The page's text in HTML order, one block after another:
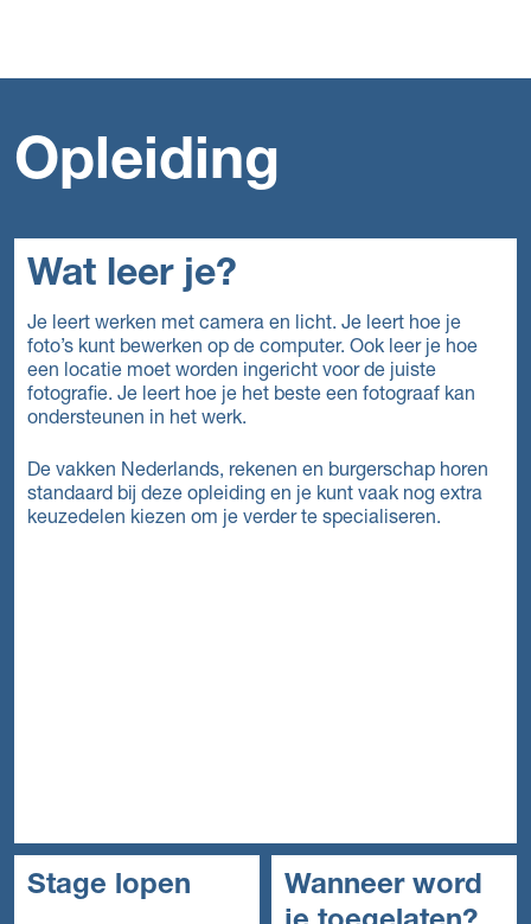
Opleiding
Wat leer je?
Je leert werken met camera en licht. Je leert hoe je
foto’s kunt bewerken op de computer. Ook leer je hoe
een locatie moet worden ingericht voor de juiste
fotografie. Je leert hoe je het beste een fotograaf kan
ondersteunen in het werk.
De vakken Nederlands, rekenen en burgerschap horen
standaard bij deze opleiding en je kunt vaak nog extra
keuzedelen kiezen om je verder te specialiseren.
Stage lopen
Wanneer word